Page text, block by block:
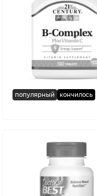
популярный кончилось